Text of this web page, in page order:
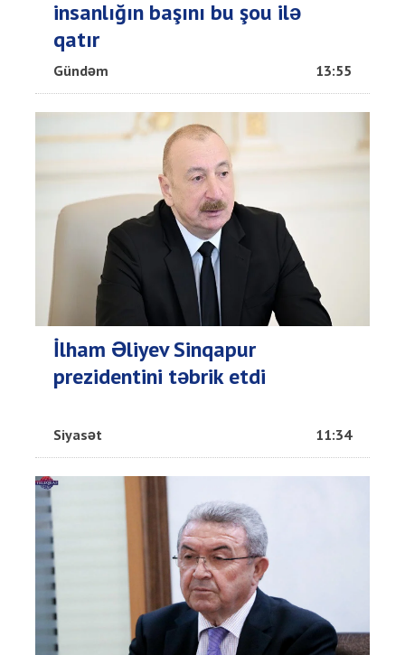
insanlığın başını bu şou ilə
qatır
Gündəm 13:55
İlham Əliyev Sinqapur
prezidentini təbrik etdi
Siyasət 11:34